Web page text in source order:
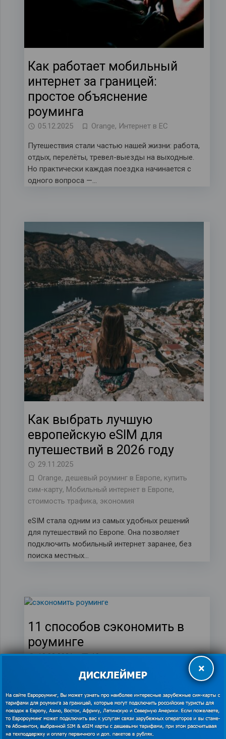
Как работает мобильный
интернет за границей:
простое объяснение
роуминга
05.12.2025 Orange, Интернет в ЕС
Путешествия стали частью нашей жизни: работа,
отдых, перелёты, тревел-выезды на выходные.
Но практически каждая поездка начинается с
одного вопроса —…
Как выбрать лучшую
европейскую eSIM для
путешествий в 2026 году
29.11.2025
Orange, дешевый роуминг в Европе, купить
сим-карту, Мобильный интернет в Европе,
стоимость трафика, экономия
eSIM стала одним из самых удобных решений
для путешествий по Европе. Она позволяет
подключить мобильный интернет заранее, без
поиска местных…
11 способов сэкономить в
роуминге
19.03.2021 10комментариев
Подключаем роуминг дома Международная сим-
карта Скачиваем необходимые приложения и все,
что может пригодиться в пути, заранее
Используйте мобильные версии сайтов…
×